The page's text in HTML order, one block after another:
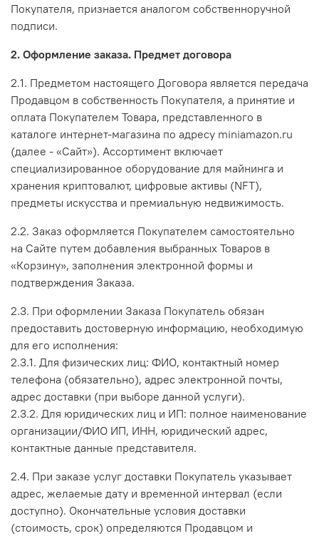
Покупателя, признается аналогом собственноручной
подписи.
2. Оформление заказа. Предмет договора
2.1. Предметом настоящего Договора является передача
Продавцом в собственность Покупателя, а принятие и
оплата Покупателем Товара, представленного в
каталоге интернет-магазина по адресу miniamazon.ru
(далее - «Сайт»). Ассортимент включает
специализированное оборудование для майнинга и
хранения криптовалют, цифровые активы (NFT),
предметы искусства и премиальную недвижимость.
2.2. Заказ оформляется Покупателем самостоятельно
на Сайте путем добавления выбранных Товаров в
«Корзину», заполнения электронной формы и
подтверждения Заказа.
2.3. При оформлении Заказа Покупатель обязан
предоставить достоверную информацию, необходимую
для его исполнения:
2.3.1. Для физических лиц: ФИО, контактный номер
телефона (обязательно), адрес электронной почты,
адрес доставки (при выборе данной услуги).
2.3.2. Для юридических лиц и ИП: полное наименование
организации/ФИО ИП, ИНН, юридический адрес,
контактные данные представителя.
2.4. При заказе услуг доставки Покупатель указывает
адрес, желаемые дату и временной интервал (если
доступно). Окончательные условия доставки
(стоимость, срок) определяются Продавцом и